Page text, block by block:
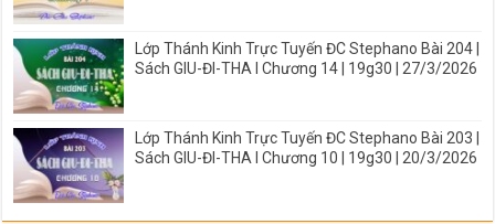
Lớp Thánh Kinh Trực Tuyến ĐC Stephano Bài 204 |
Sách GIU-ĐI-THA I Chương 14 | 19g30 | 27/3/2026
Lớp Thánh Kinh Trực Tuyến ĐC Stephano Bài 203 |
Sách GIU-ĐI-THA I Chương 10 | 19g30 | 20/3/2026